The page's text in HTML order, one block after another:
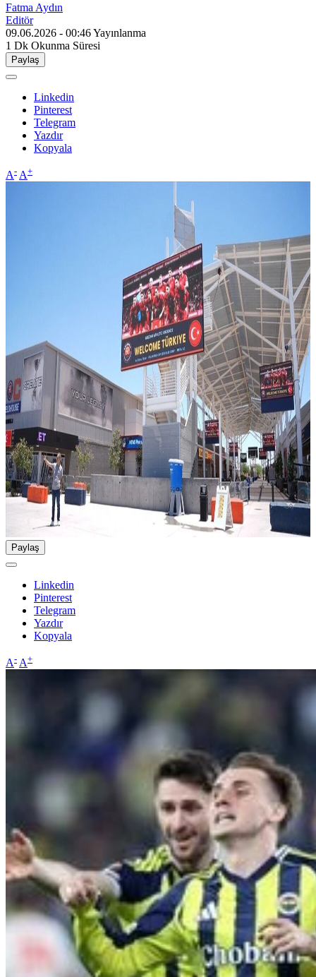
Fatma Aydın
Editör
09.06.2026 - 00:46Yayınlanma
1 Dk Okunma Süresi
Paylaş
Linkedin
Pinterest
Telegram
Yazdır
Kopyala
A- A+
Paylaş
Linkedin
Pinterest
Telegram
Yazdır
Kopyala
A- A+